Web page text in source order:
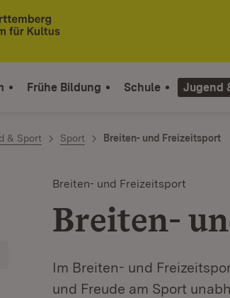
Frühe Bildung Schule Jugend
& Sport Sport Breiten- und Freizeitsport
Breiten- und Freizeitsport
Breiten-
Im Breiten- und
und Freude am Sport